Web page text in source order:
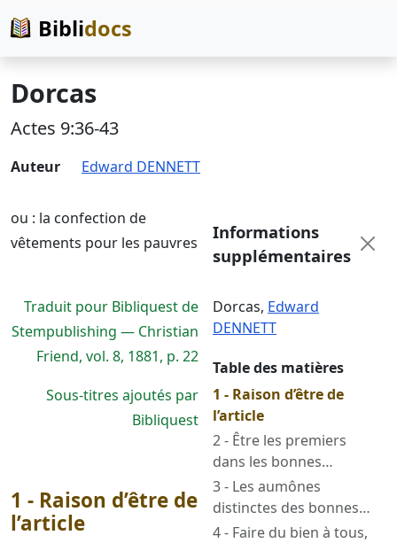
Biblidocs
Dorcas
Actes 9:36-43
Auteur Edward DENNETT
ou : la confection de
vêtements pour les pauvres
Traduit pour Bibliquest de
Stempublishing — Christian
Friend, vol. 8, 1881, p. 22
Sous-titres ajoutés par
Bibliquest
1 - Raison d’être de
l’article
Informations
supplémentaires
Dorcas, Edward
DENNETT
Table des matières
1 - Raison d’être de
l’article
2 - Être les premiers
dans les bonnes
œuvres que Dieu a
préparées à l’avance
3 - Les aumônes
distinctes des bonnes
œuvres
4 - Faire du bien à tous,